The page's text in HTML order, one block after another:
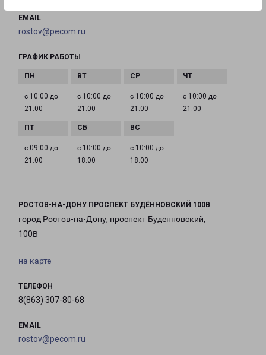
EMAIL
rostov@pecom.ru
ГРАФИК РАБОТЫ
с 10:00 до
21:00
с 10:00 до
21:00
с 10:00 до
21:00
с 10:00 до
21:00
с 09:00 до
21:00
с 10:00 до
18:00
с 10:00 до
18:00
РОСТОВ-НА-ДОНУ ПРОСПЕКТ БУДЁННОВСКИЙ 100В
город Ростов-на-Дону, проспект Буденновский,
100В
на карте
ТЕЛЕФОН
8(863) 307-80-68
EMAIL
rostov@pecom.ru